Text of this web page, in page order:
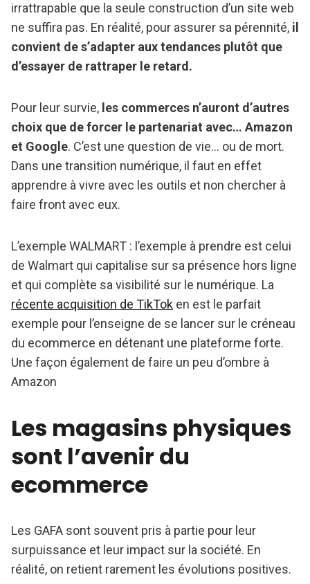
irrattrapable que la seule construction d’un site web
ne suffira pas. En réalité, pour assurer sa pérennité, il
convient de s’adapter aux tendances plutôt que
d’essayer de rattraper le retard.
Pour leur survie, les commerces n’auront d’autres
choix que de forcer le partenariat avec… Amazon
et Google. C’est une question de vie… ou de mort.
Dans une transition numérique, il faut en effet
apprendre à vivre avec les outils et non chercher à
faire front avec eux.
L’exemple WALMART : l’exemple à prendre est celui
de Walmart qui capitalise sur sa présence hors ligne
et qui complète sa visibilité sur le numérique. La
récente acquisition de TikTok en est le parfait
exemple pour l’enseigne de se lancer sur le créneau
du ecommerce en détenant une plateforme forte.
Une façon également de faire un peu d’ombre à
Amazon
Les magasins physiques
sont l’avenir du
ecommerce
Les GAFA sont souvent pris à partie pour leur
surpuissance et leur impact sur la société. En
réalité, on retient rarement les évolutions positives.